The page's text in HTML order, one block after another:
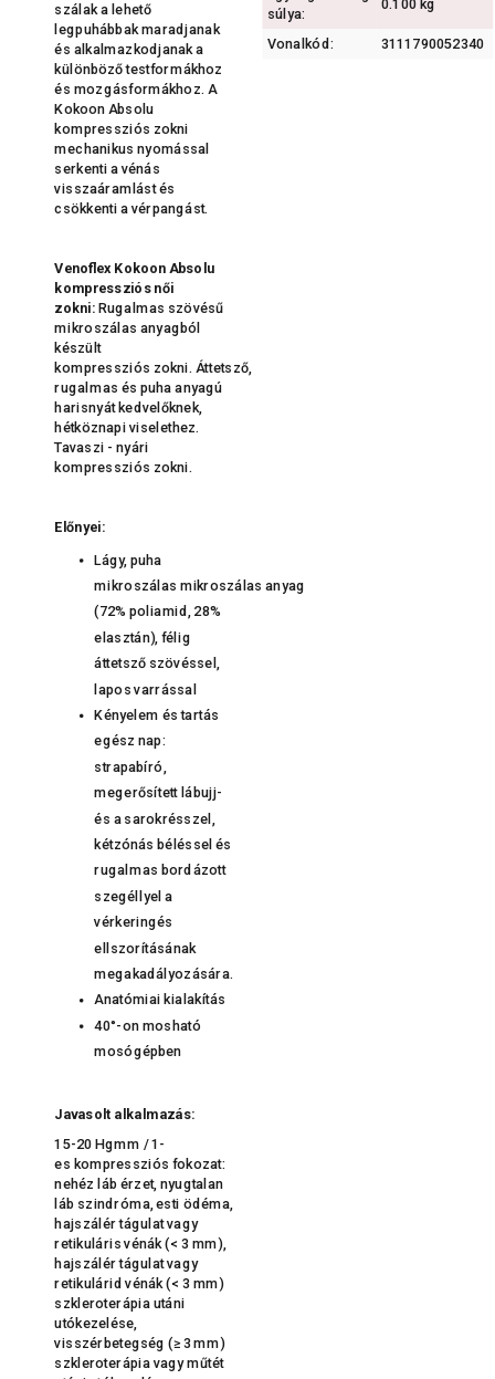
szálak a lehető
legpuhábbak maradjanak
és alkalmazkodjanak a
különböző testformákhoz
és mozgásformákhoz. A
Kokoon Absolu
kompressziós zokni
mechanikus nyomással
serkenti a vénás
visszaáramlást és
csökkenti a vérpangást.
Venoflex Kokoon Absolu
kompressziós női
zokni: Rugalmas szövésű
mikroszálas anyagból
készült
kompressziós zokni. Áttetsző,
rugalmas és puha anyagú
harisnyát kedvelőknek,
hétköznapi viselethez.
Tavaszi - nyári
kompressziós zokni.
Előnyei:
Lágy, puha
mikroszálas mikroszálas anyag
(72% poliamid, 28%
elasztán), félig
áttetsző szövéssel,
lapos varrással
Kényelem és tartás
egész nap:
strapabíró,
megerősített lábujj-
és a sarokrésszel,
kétzónás béléssel és
rugalmas bordázott
szegéllyel a
vérkeringés
ellszorításának
megakadályozására.
Anatómiai kialakítás
40°-on mosható
mosógépben
Javasolt alkalmazás:
15-20 Hgmm / 1-
es kompressziós fokozat:
nehéz láb érzet, nyugtalan
láb szindróma, esti ödéma,
hajszálér tágulat vagy
retikuláris vénák (< 3 mm),
hajszálér tágulat vagy
retikulárid vénák (< 3 mm)
szkleroterápia utáni
utókezelése,
visszérbetegség (≥ 3 mm)
szkleroterápia vagy műtét
súlya:
0.100 kg
Vonalkód: 3111790052340